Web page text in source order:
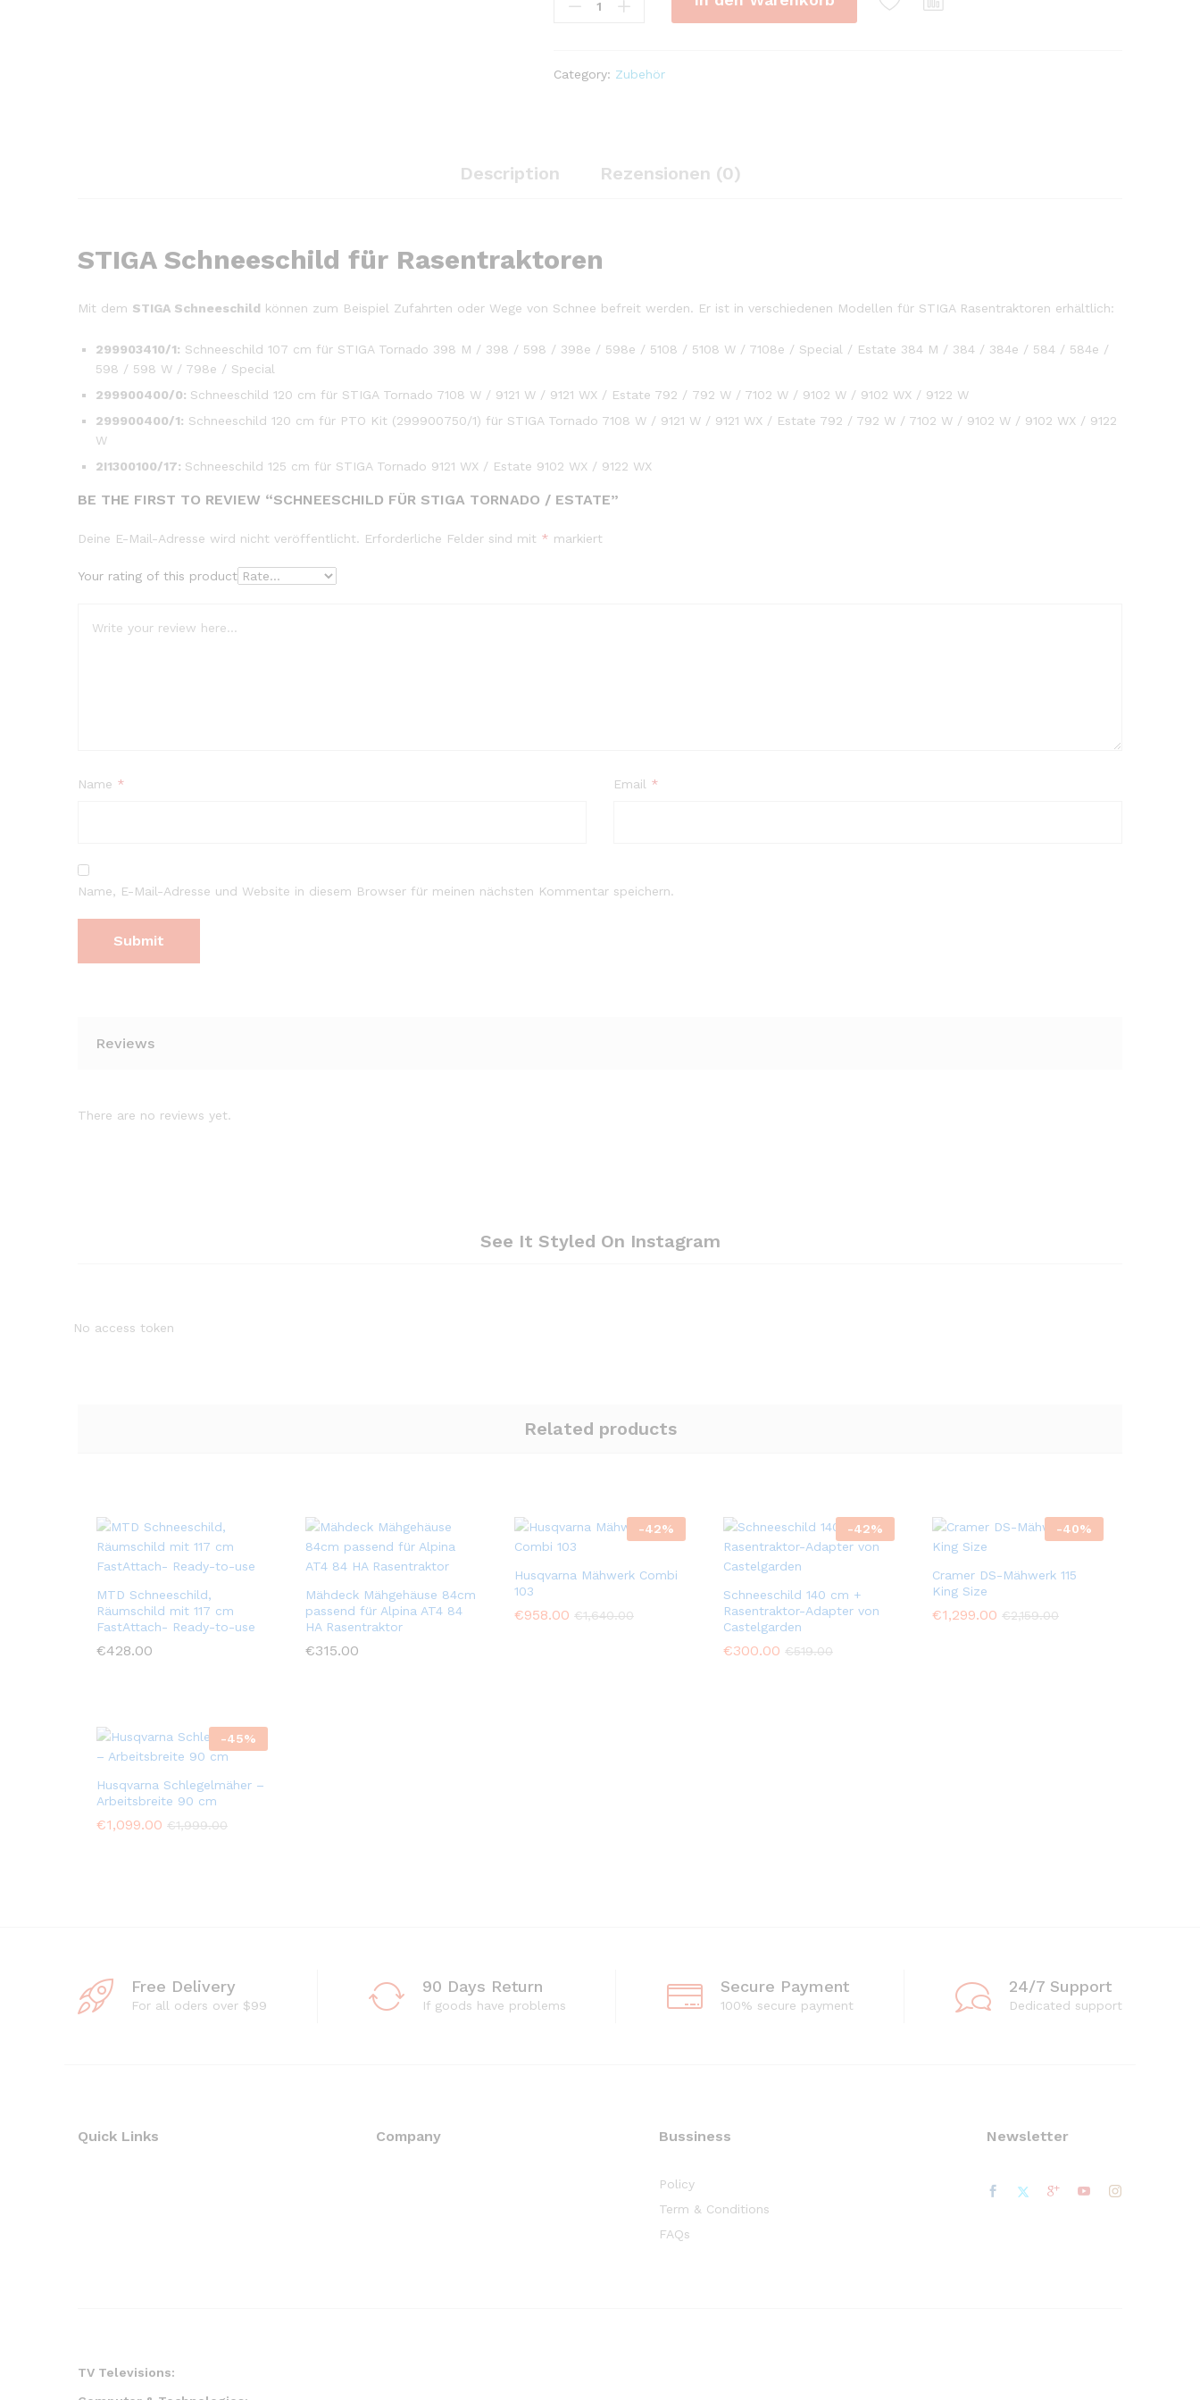
für
Estate
Category: Zubehör
Description Rezensionen (0)
STIGA Schneeschild für Rasentraktoren
Mit dem STIGA Schneeschild können zum Beispiel Zufahrten oder Wege von Schnee befreit werden. Er ist in verschiedenen Modellen für STIGA Rasentraktoren erhältlich:
299903410/1: Schneeschild 107 cm für STIGA Tornado 398 M / 398 / 598 / 398e / 598e / 5108 / 5108 W / 7108e / Special / Estate 384 M / 384 / 384e / 584 / 584e /
598 / 598 W / 798e / Special
299900400/0: Schneeschild 120 cm für STIGA Tornado 7108 W / 9121 W / 9121 WX / Estate 792 / 792 W / 7102 W / 9102 W / 9102 WX / 9122 W
299900400/1: Schneeschild 120 cm für PTO Kit (299900750/1) für STIGA Tornado 7108 W / 9121 W / 9121 WX / Estate 792 / 792 W / 7102 W / 9102 W / 9102 WX / 9122
W
2I1300100/17: Schneeschild 125 cm für STIGA Tornado 9121 WX / Estate 9102 WX / 9122 WX
BE THE FIRST TO REVIEW “SCHNEESCHILD FÜR STIGA TORNADO / ESTATE”
Deine E-Mail-Adresse wird nicht veröffentlicht. Erforderliche Felder sind mit * markiert
Your rating of this product
Name * Email *
Name, E-Mail-Adresse und Website in diesem Browser für meinen nächsten Kommentar speichern.
Reviews
There are no reviews yet.
See It Styled On Instagram
No access token
Related products
MTD Schneeschild,
Räumschild mit 117 cm
FastAttach- Ready-to-use
€428.00
Mähdeck Mähgehäuse 84cm
passend für Alpina AT4 84
HA Rasentraktor
€315.00
-42%
Husqvarna Mähwerk Combi
103
€958.00 €1,640.00
-42%
Schneeschild 140 cm +
Rasentraktor-Adapter von
Castelgarden
€300.00 €519.00
-40%
Cramer DS-Mähwerk 115
King Size
€1,299.00 €2,159.00
-45%
Husqvarna Schlegelmäher –
Arbeitsbreite 90 cm
€1,099.00 €1,999.00
Free Delivery
For all oders over $99
90 Days Return
If goods have problems
Secure Payment
100% secure payment
24/7 Support
Dedicated support
Quick Links Company Bussiness
Policy
Term & Conditions
FAQs
Newsletter
TV Televisions: